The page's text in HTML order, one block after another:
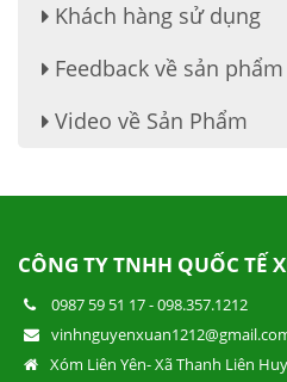
Video về Sản Phẩm
Khách hàng sử dụng
Feedback về sản phẩm
CÔNG TY TNHH QUỐC TẾ
0987 59 51 17-098.357.1212
Xóm Liên Yên- Xã Thanh Liên